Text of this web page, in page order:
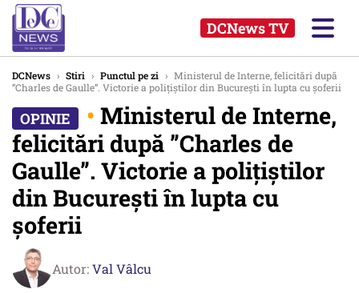
DCNews TV
DCNews › Stiri › Punctul pe zi › Ministerul de Interne, felicitări după
”Charles de Gaulle”. Victorie a polițiștilor din București în lupta cu șoferii
• Ministerul de Interne,
felicitări după ”Charles de
Gaulle”. Victorie a polițiștilor
din București în lupta cu
șoferii
Autor:Val Vâlcu